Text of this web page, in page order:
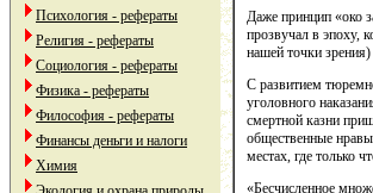
Психология - рефераты
Религия - рефераты
Социология - рефераты
Физика - рефераты
Философия - рефераты
Финансы деньги и налоги
Химия
Даже принцип «око
прозвучал в эпоху,
нашей точки
С развитием
уголовного
смертной казни
общественные
местах, где только
«Бесчисленное